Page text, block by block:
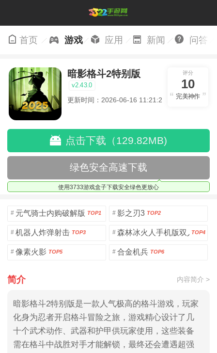
首页 游戏 应用 新闻 问答
暗影格斗2特别版
v2.43.0
更新时间：2026-06-16 11:21:28
评分
10
完美神作
点击下载（129.82MB)
绿色安全高速下载
使用3733游戏盒子下载安全绿色更放心
# 元气骑士内购破解版 TOP1 # 影之刃3 TOP2
# 机器人炸弹射击 TOP3 # 森林冰火人手机版双人版
TOP4
# 像素火影 TOP5 # 合金机兵 TOP6
简介 内容简介 >
暗影格斗2特别版是一款人气极高的格斗游戏，玩家
化身为忍者开启格斗冒险之旅，游戏精心设计了几
十个武术动作、武器和护甲供玩家使用，这些装备
需在格斗中战胜对手才能解锁，最终还会遭遇超强